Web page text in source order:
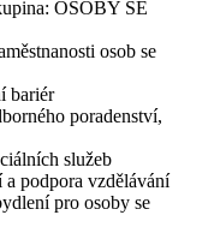
OSOBY SE
osob se
bariér
poradenství,
služeb
a podpora vzdělávání
pro osoby se